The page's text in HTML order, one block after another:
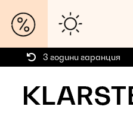
3 години гаранция